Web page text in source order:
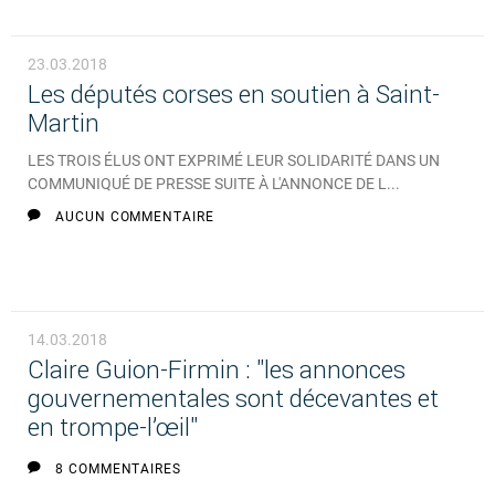
23.03.2018
Les députés corses en soutien à Saint-
Martin
LES TROIS ÉLUS ONT EXPRIMÉ LEUR SOLIDARITÉ DANS UN
COMMUNIQUÉ DE PRESSE SUITE À L'ANNONCE DE L...
AUCUN COMMENTAIRE
14.03.2018
Claire Guion-Firmin : "les annonces
gouvernementales sont décevantes et
en trompe-l’œil"
8 COMMENTAIRES